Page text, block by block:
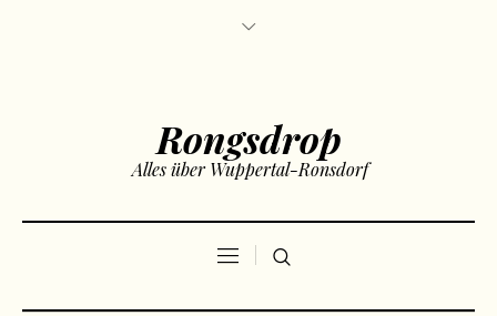
Rongsdrop
Alles über Wuppertal-Ronsdorf